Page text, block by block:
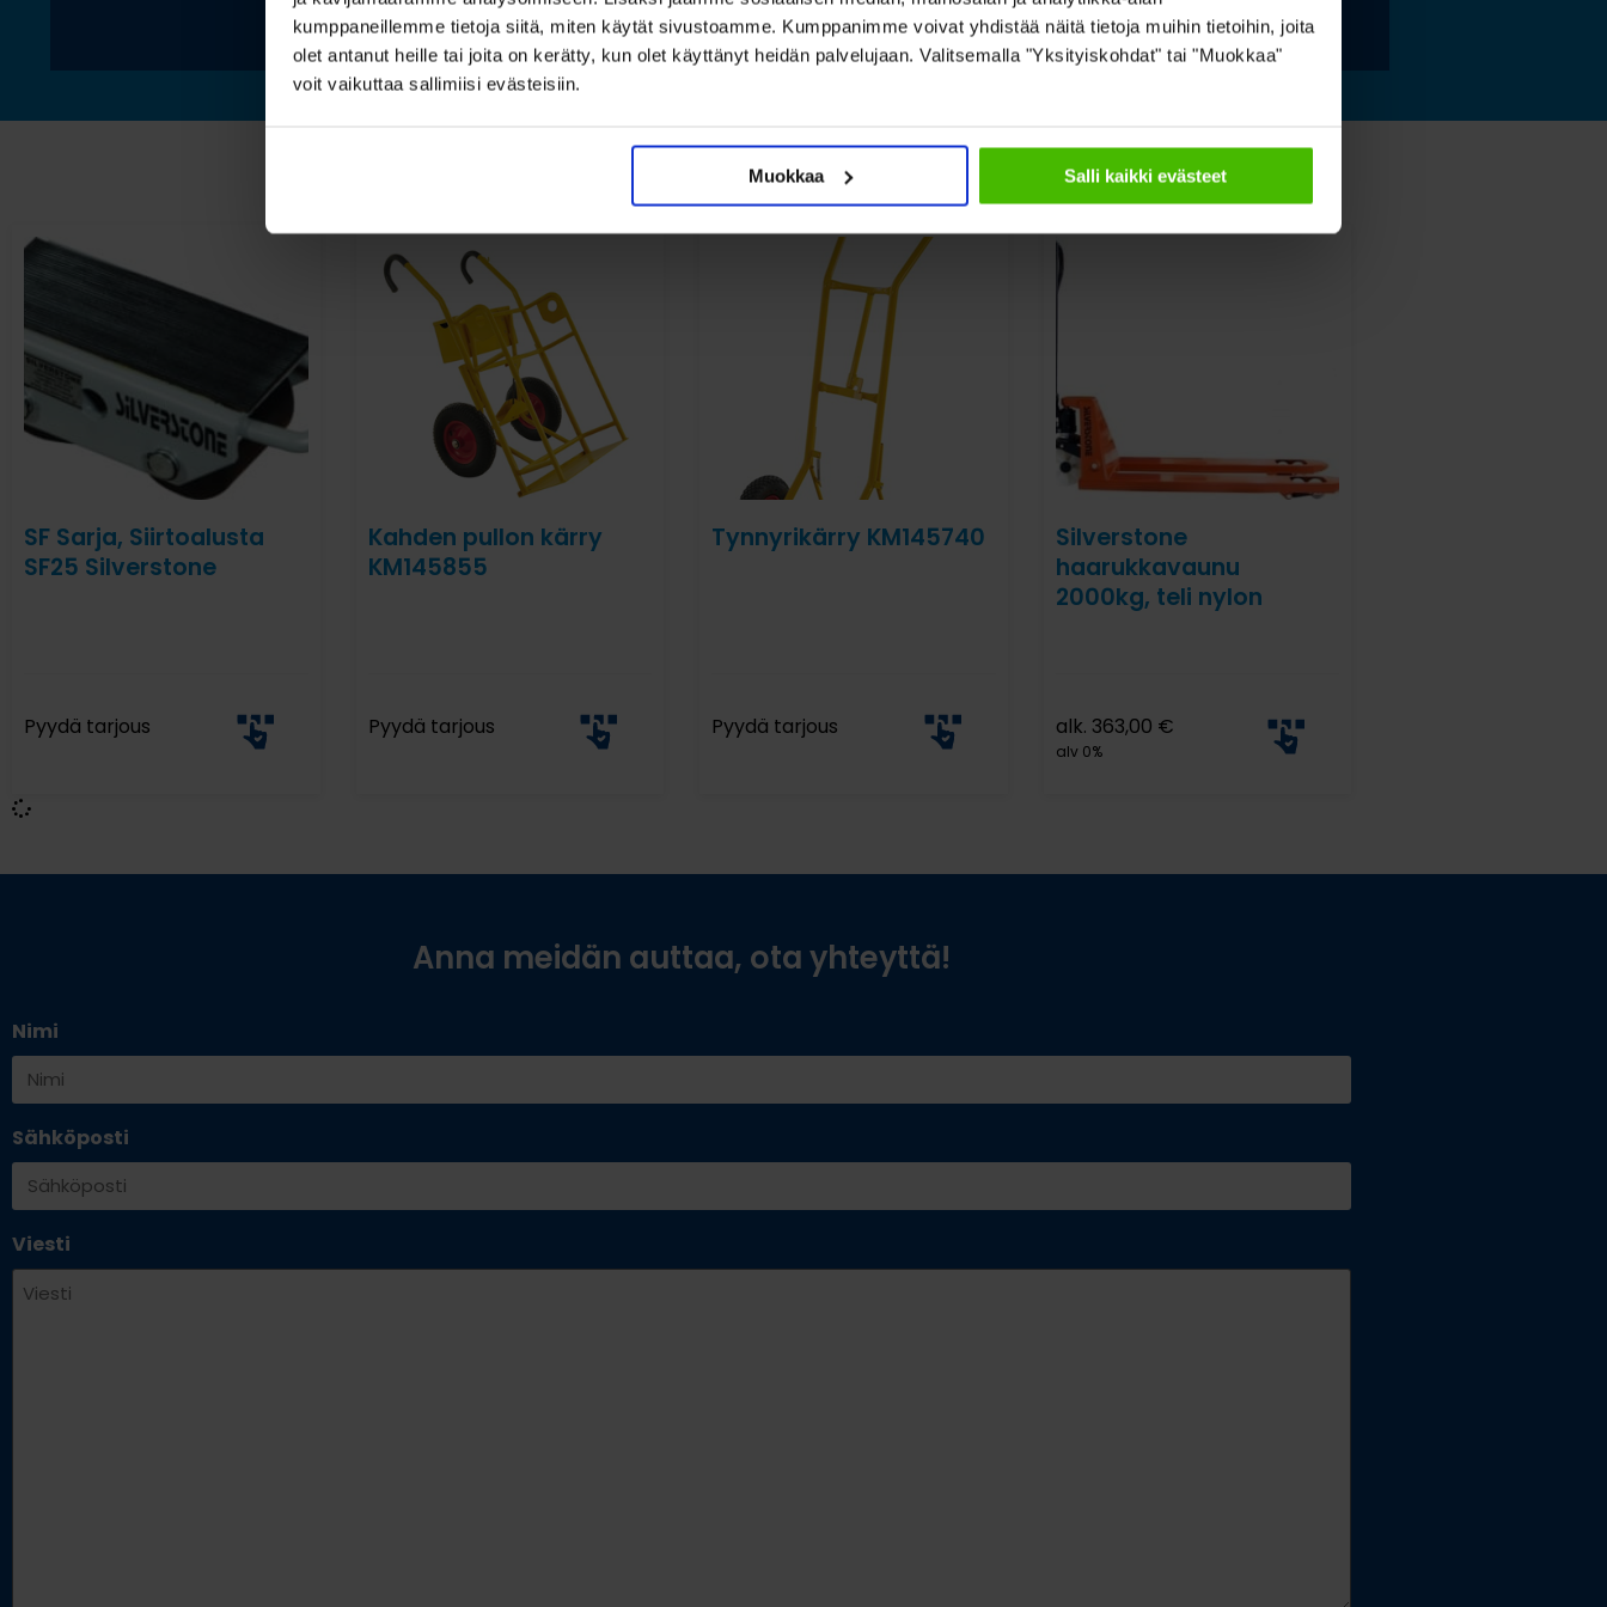
kumppaneillemme tietoja siitä, miten käytät sivustoamme. Kumppanimme voivat yhdistää näitä tietoja muihin tietoihin, joita
olet antanut heille tai joita on kerätty, kun olet käyttänyt heidän palvelujaan. Valitsemalla "Yksityiskohdat" tai "Muokkaa"
voit vaikuttaa sallimiisi evästeisiin.
Muokkaa Salli kaikki evästeet
Katso myös nämä
SF Sarja, Siirtoalusta
SF25 Silverstone
Pyydä tarjous
Kahden pullon kärry
KM145855
Pyydä tarjous
Tynnyrikärry KM145740
Pyydä tarjous
Silverstone
haarukkavaunu
2000kg, teli nylon
alk. 363,00 €
alv 0%
Anna meidän auttaa, ota yhteyttä!
Nimi
Sähköposti
Viesti